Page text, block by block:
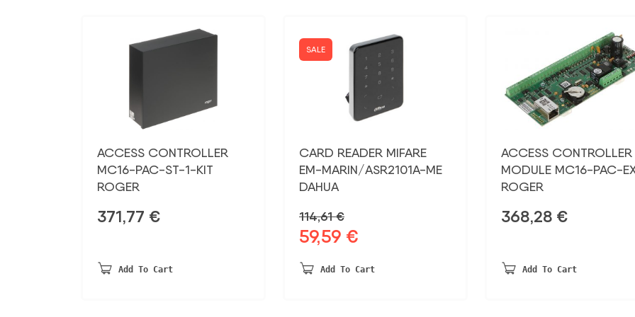
ACCESS CONTROLLER
MC16-PAC-ST-1-KIT
ROGER
371,77 €
Add To Cart
SALE
CARD READER MIFARE
EM-MARIN/ASR2101A-ME
DAHUA
114,61€
Original
was:
59,59 €
is:
Add To Cart
ACCESS CONTROLLER
MODULE MC16-PAC-
ROGER
368,28 €
Add To Cart